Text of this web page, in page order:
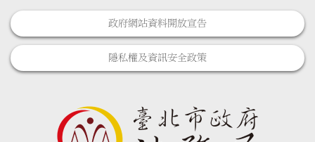
政府網站資料開放宣告
隱私權及資訊安全政策